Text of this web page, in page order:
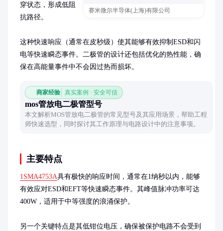
赛米微尔半导体(上海)有限公司
穿状态，形成低阻
抗路径。
这种快速响应（通常在皮秒级）使其能够有效抑制ESD和闪
电等快速瞬态事件。二极管的设计还包括优化的热性能，确
保在高能量事件中不会因过热而损坏。
商家经验 真实案例 · 安全可信
mos管放电二极管型号
本文解析MOS管放电二极管的常见型号及其应用场景，帮助工程
师快速选型，同时探讨其工作原理与电路设计中的注意事项。
主要特点
1SMA4753A具有极快的响应时间，通常在1纳秒以内，能够
有效应对ESD和EFT等快速瞬态事件。其峰值脉冲功率可达
400W，适用于中等强度的浪涌保护。
另一个关键特点是其低钳位电压，确保被保护电路不会受到